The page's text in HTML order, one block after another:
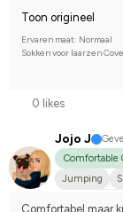
Toon origineel
Ervaren maat: Normaal
Sokken voor laarzen
0 likes
Jojo J
Comfortable
Jumping
Comfortabel maar